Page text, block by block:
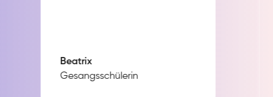
Beatrix
Gesangsschülerin